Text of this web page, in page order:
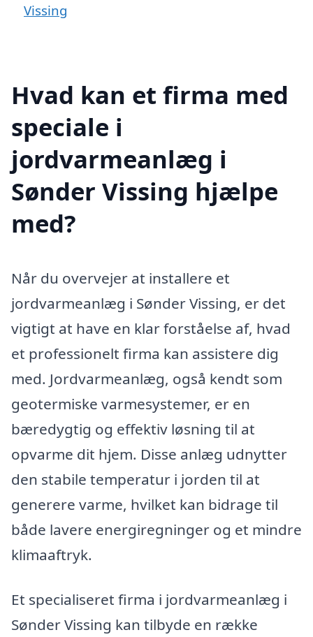
Vissing
Hvad kan et firma med
speciale i
jordvarmeanlæg i
Sønder Vissing hjælpe
med?
Når du overvejer at installere et
jordvarmeanlæg i Sønder Vissing, er det
vigtigt at have en klar forståelse af, hvad
et professionelt firma kan assistere dig
med. Jordvarmeanlæg, også kendt som
geotermiske varmesystemer, er en
bæredygtig og effektiv løsning til at
opvarme dit hjem. Disse anlæg udnytter
den stabile temperatur i jorden til at
generere varme, hvilket kan bidrage til
både lavere energiregninger og et mindre
klimaaftryk.
Et specialiseret firma i jordvarmeanlæg i
Sønder Vissing kan tilbyde en række